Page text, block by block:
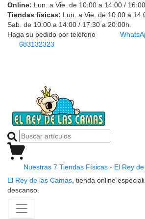
Online: Lun. a Vie. de 10:00 a 14:00 /
Tiendas físicas: Lun. a Vie. de 10:00 a
Sab. de 10:00 a 14:00 / 17:30 a 20:00h.
Haga su pedido por teléfono
683132323
Nuestras 7 Tiendas Físicas - El Rey
El Rey de las Camas , tienda online
descanso.